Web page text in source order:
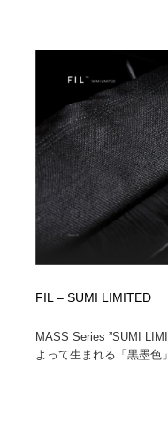
FIL – SUMI LIMITED
MASS Series ”SUMI
よって生まれる「黒墨色